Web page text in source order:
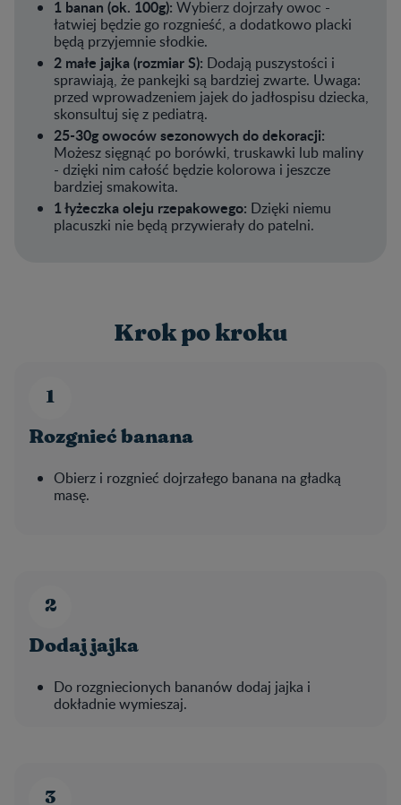
1 banan (ok. 100g): Wybierz dojrzały owoc -
łatwiej będzie go rozgnieść, a dodatkowo placki
będą przyjemnie słodkie.
2 małe jajka (rozmiar S): Dodają puszystości i
sprawiają, że pankejki są bardziej zwarte. Uwaga:
przed wprowadzeniem jajek do jadłospisu dziecka,
skonsultuj się z pediatrą.
25-30g owoców sezonowych do dekoracji:
Możesz sięgnąć po borówki, truskawki lub maliny
- dzięki nim całość będzie kolorowa i jeszcze
bardziej smakowita.
1 łyżeczka oleju rzepakowego: Dzięki niemu
placuszki nie będą przywierały do patelni.
Krok po kroku
Rozgnieć banana
Obierz i rozgnieć dojrzałego banana na gładką
masę.
Dodaj jajka
Do rozgniecionych bananów dodaj jajka i
dokładnie wymieszaj.